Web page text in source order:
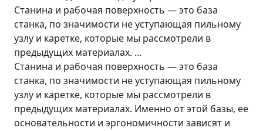
Станина и рабочая поверхность — это база
станка, по значимости не уступающая пильному
узлу и каретке, которые мы рассмотрели в
предыдущих материалах. ...
Станина и рабочая поверхность — это база
станка, по значимости не уступающая пильному
узлу и каретке, которые мы рассмотрели в
предыдущих материалах. Именно от этой базы, ее
основательности и эргономичности зависят и